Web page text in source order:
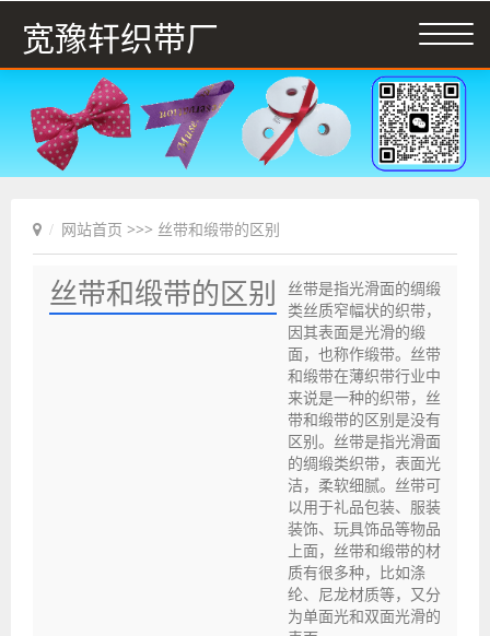
宽豫轩织带厂
网站首页 >>> 丝带和缎带的区别
丝带和缎带的区别
丝带是指光滑面的绸缎
类丝质窄幅状的织带，
因其表面是光滑的缎
面，也称作缎带。丝带
和缎带在薄织带行业中
来说是一种的织带，丝
带和缎带的区别是没有
区别。丝带是指光滑面
的绸缎类织带，表面光
洁，柔软细腻。丝带可
以用于礼品包装、服装
装饰、玩具饰品等物品
上面，丝带和缎带的材
质有很多种，比如涤
纶、尼龙材质等，又分
为单面光和双面光滑的